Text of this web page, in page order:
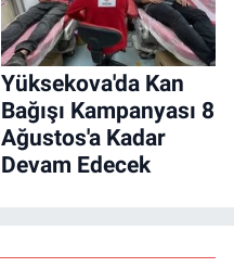
Yüksekova'da Kan
Bağışı Kampanyası 8
Ağustos'a Kadar
Devam Edecek